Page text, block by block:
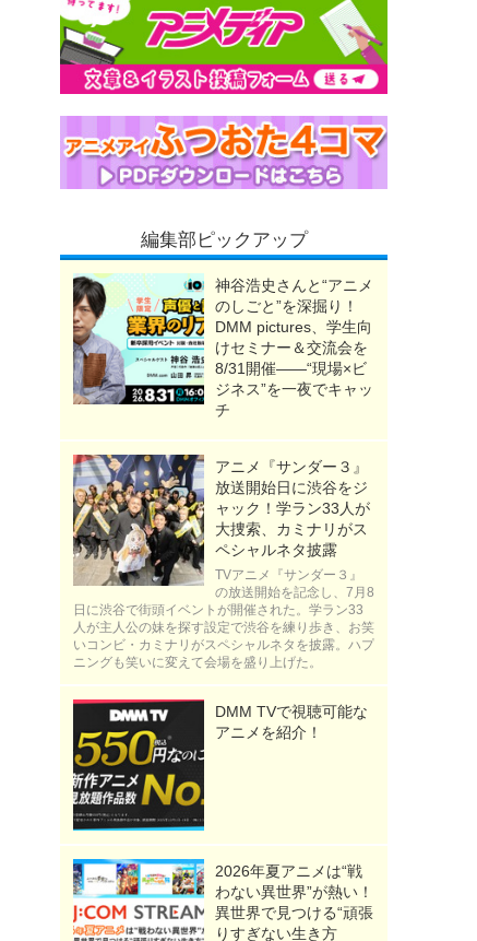
編集部ピックアップ
神谷浩史さんと“アニメ
のしごと”を深掘り！
DMM pictures、学生向
けセミナー＆交流会を
8/31開催――“現場×ビ
ジネス”を一夜でキャッ
チ
アニメ『サンダー３』
放送開始日に渋谷をジ
ャック！学ラン33人が
大捜索、カミナリがス
ペシャルネタ披露
TVアニメ『サンダー３』
の放送開始を記念し、7月8
日に渋谷で街頭イベントが開催された。学ラン33
人が主人公の妹を探す設定で渋谷を練り歩き、お笑
いコンビ・カミナリがスペシャルネタを披露。ハプ
ニングも笑いに変えて会場を盛り上げた。
DMM TVで視聴可能な
アニメを紹介！
2026年夏アニメは“戦
わない異世界”が熱い！
異世界で見つける“頑張
りすぎない生き方